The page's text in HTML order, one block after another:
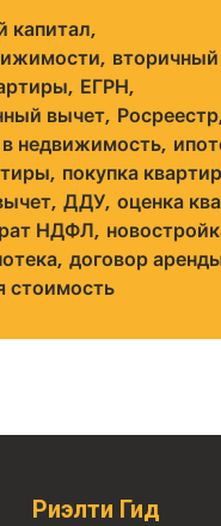
капитал
ЕГРН
вычет Росреестр
недвижимость
покупка
ДДУ оценка
НДФЛ
договор
стоимость
Риэлти Гид